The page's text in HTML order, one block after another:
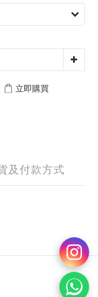
立即購買
及付款方式